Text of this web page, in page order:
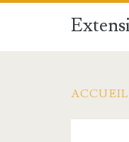
ACCUEIL